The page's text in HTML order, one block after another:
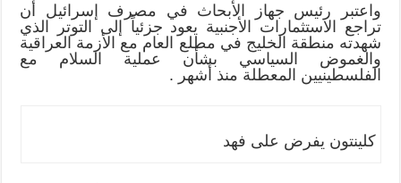
واعتبر رئيس جهاز الأبحاث في مصرف إسرائيل أن
تراجع الاستثمارات الأجنبية يعود جزئياً إلى التوتر الذي
شهدته منطقة الخليج في مطلع العام مع الأزمة العراقية
والغموض السياسي بشأن عملية السلام مع
الفلسطينيين المعطلة منذ أشهر .
كلينتون يفرض على فهد